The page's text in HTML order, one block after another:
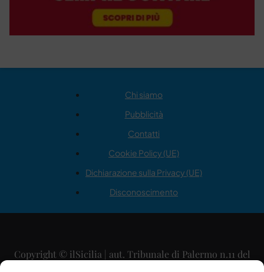
Chi siamo
Pubblicità
Contatti
Cookie Policy (UE)
Dichiarazione sulla Privacy (UE)
Disconoscimento
Copyright © ilSicilia | aut. Tribunale di Palermo n.11 del